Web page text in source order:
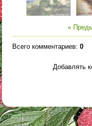
«
Всего комментариев: 0
Добавлять